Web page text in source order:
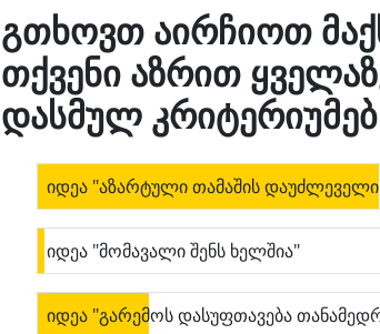
გთხოვთ აირჩიოთ
თქვენი აზრით
დასმულ
იდეა "აზარტული თამაშის
იდეა "მომავალი შენს ხელშია"
იდეა "გარემოს დასუფთავება